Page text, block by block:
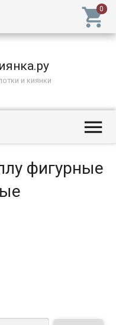

и киянки

фигурные